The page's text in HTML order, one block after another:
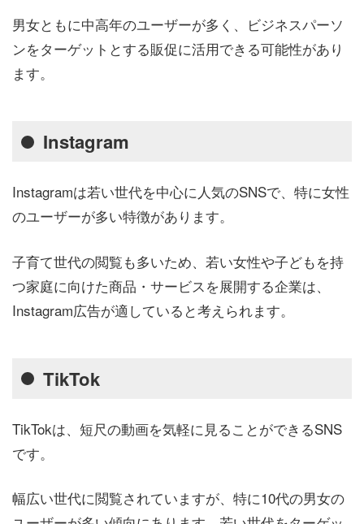
男女ともに中高年のユーザーが多く、ビジネスパーソ
ンをターゲットとする販促に活用できる可能性があり
ます。
Instagram
Instagramは若い世代を中心に人気のSNSで、特に女性
のユーザーが多い特徴があります。
子育て世代の閲覧も多いため、若い女性や子どもを持
つ家庭に向けた商品・サービスを展開する企業は、
Instagram広告が適していると考えられます。
TikTok
TikTokは、短尺の動画を気軽に見ることができるSNS
です。
幅広い世代に閲覧されていますが、特に10代の男女の